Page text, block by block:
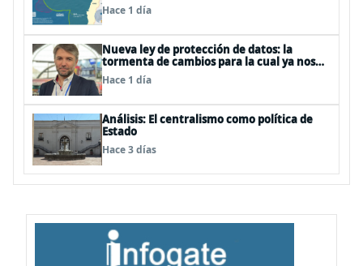
Hace 1 día
Nueva ley de protección de datos: la
tormenta de cambios para la cual ya nos
deberíamos estar preparando
Hace 1 día
Análisis: El centralismo como política de
Estado
Hace 3 días